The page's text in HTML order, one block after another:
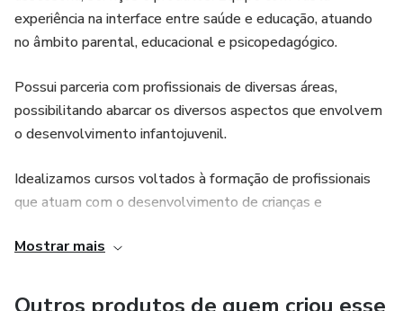
experiência na interface entre saúde e educação, atuando
no âmbito parental, educacional e psicopedagógico.
Possui parceria com profissionais de diversas áreas,
possibilitando abarcar os diversos aspectos que envolvem
o desenvolvimento infantojuvenil.
Idealizamos cursos voltados à formação de profissionais
que atuam com o desenvolvimento de crianças e
Psicopedagogos, Psicólogos, Neuropsicólogos,
da área da saúde e educação.
Mostrar mais